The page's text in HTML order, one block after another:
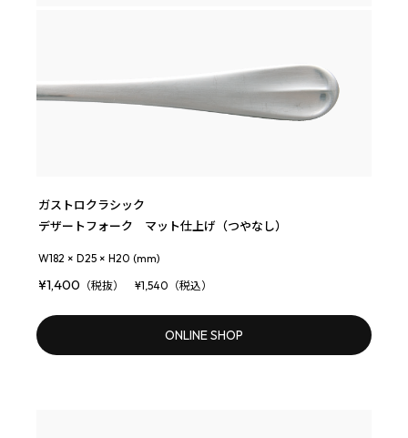
ガストロクラシック
デザートフォーク マット仕上げ（つやなし）
W182 × D25 × H20 (mm)
¥1,400 （税抜） ¥1,540（税込）
ONLINE SHOP